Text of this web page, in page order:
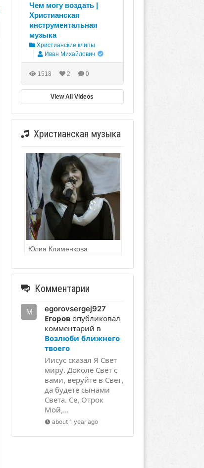
Чем могу воздать |
Христианская
инструментальная
музыка
Христианские клипы
Иван Михайлович
1518 2 0
View All Videos
Христианская музыка
Юлия Клименкова
Комментарии
egorovsergej927
Егоровопубликовал
комментарий в
Возлюби ближнего
твоего
Иисус сказал Я Свет
миру. Доколе Свет с
вами, веруйте в Свет,
да будете сынами
Света. Се, Отрок
Мой,...
about 1 year ago